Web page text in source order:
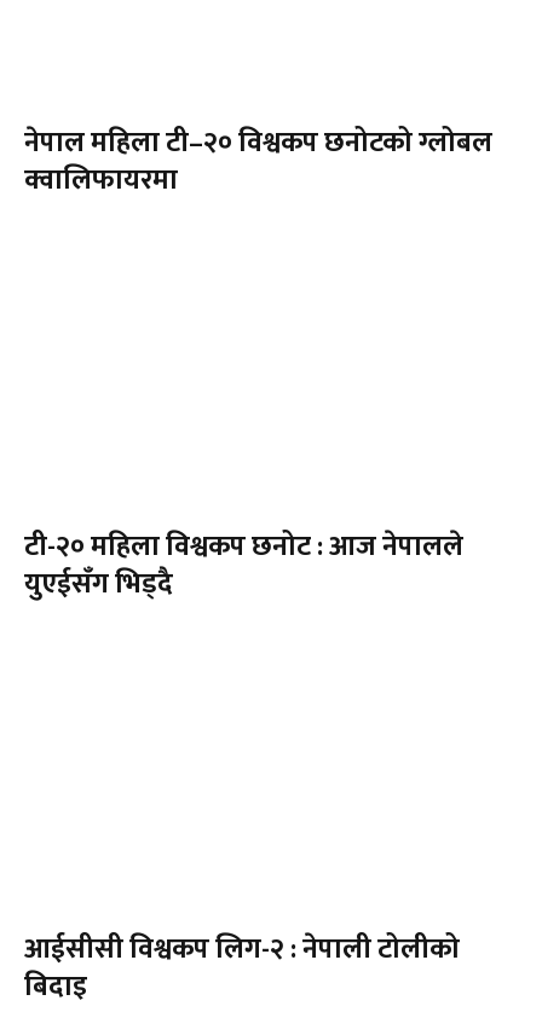
नेपाल महिला टी–२० विश्वकप छनोटको ग्लोबल
क्वालिफायरमा
टी-२० महिला विश्वकप छनोट : आज नेपालले
युएईसँग भिड्दै
आईसीसी विश्वकप लिग-२ : नेपाली टोलीको
बिदाइ